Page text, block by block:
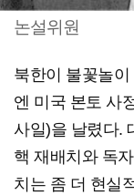
논설위원
북한이 불꽃놀
엔 미국 본토 사
사일)을 날렸다.
핵 재배치와 독
치는 좀 더 현실